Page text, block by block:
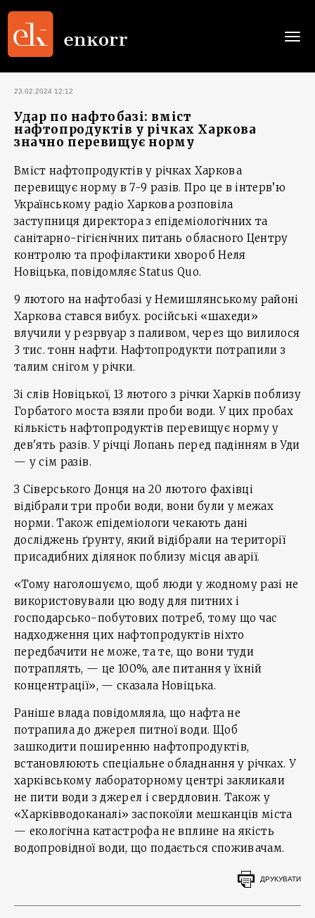
23.02.2024 12:12
Удар по нафтобазі: вміст
нафтопродуктів у річках Харкова
значно перевищує норму
Вміст нафтопродуктів у річках Харкова
перевищує норму в 7-9 разів. Про це в інтерв’ю
Українському радіо Харкова розповіла
заступниця директора з епідеміологічних та
санітарно-гігієнічних питань обласного Центру
контролю та профілактики хвороб Неля
Новіцька, повідомляє Status Quo.
9 лютого на нафтобазі у Немишлянському районі
Харкова стався вибух. російські «шахеди»
влучили у резрвуар з паливом, через що вилилося
3 тис. тонн нафти. Нафтопродукти потрапили з
талим снігом у річки.
Зі слів Новіцької, 13 лютого з річки Харків поблизу
Горбатого моста взяли проби води. У цих пробах
кількість нафтопродуктів перевищує норму у
дев'ять разів. У річці Лопань перед падінням в Уди
— у сім разів.
З Сіверського Донця на 20 лютого фахівці
відібрали три проби води, вони були у межах
норми. Також епідеміологи чекають дані
досліджень ґрунту, який відібрали на території
присадибних ділянок поблизу місця аварії.
«Тому наголошуємо, щоб люди у жодному разі не
використовували цю воду для питних і
господарсько-побутових потреб, тому що час
надходження цих нафтопродуктів ніхто
передбачити не може, та те, що вони туди
потраплять, — це 100%, але питання у їхній
концентрації», — сказала Новіцька.
Раніше влада повідомляла, що нафта не
потрапила до джерел питної води. Щоб
зашкодити поширенню нафтопродуктів,
встановлюють спеціальне обладнання у річках. У
харківському лабораторному центрі закликали
не пити води з джерел і свердловин. Також у
«Харківводоканалі» заспокоїли мешканців міста
— екологічна катастрофа не вплине на якість
водопровідної води, що подається споживачам.
ДРУКУВАТИ